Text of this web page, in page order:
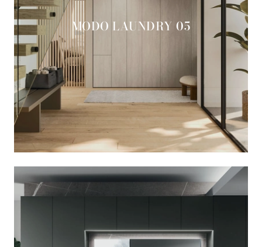
MODO LAUNDRY 05